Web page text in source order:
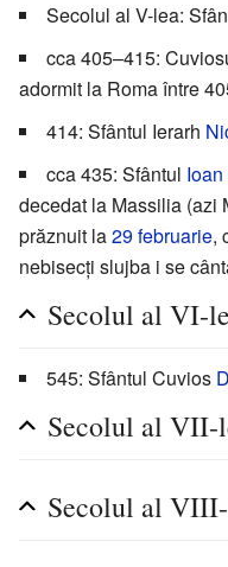
Secolul al V-lea:
cca 405–415:
adormit la Roma între
414: Sfântul Ierarh
cca 435: Sfântul
decedat la Massilia (azi
prăznuit la29 februarie,
nebisecți slujba i se
Secolul al VI-
545: Sfântul Cuvios
Secolul al VII-
Secolul al